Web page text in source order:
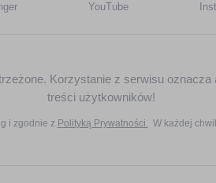
YouTube
Korzystanie z serwisu
treści użytkowników!
i zgodnie z Polityką Prywatności. W każdej